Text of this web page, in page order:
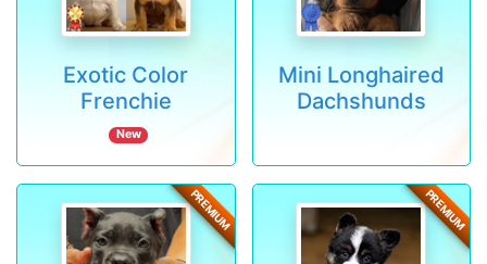
Exotic Color
Frenchie
New
Mini Longhaired
Dachshunds
PREMIUM PREMIUM